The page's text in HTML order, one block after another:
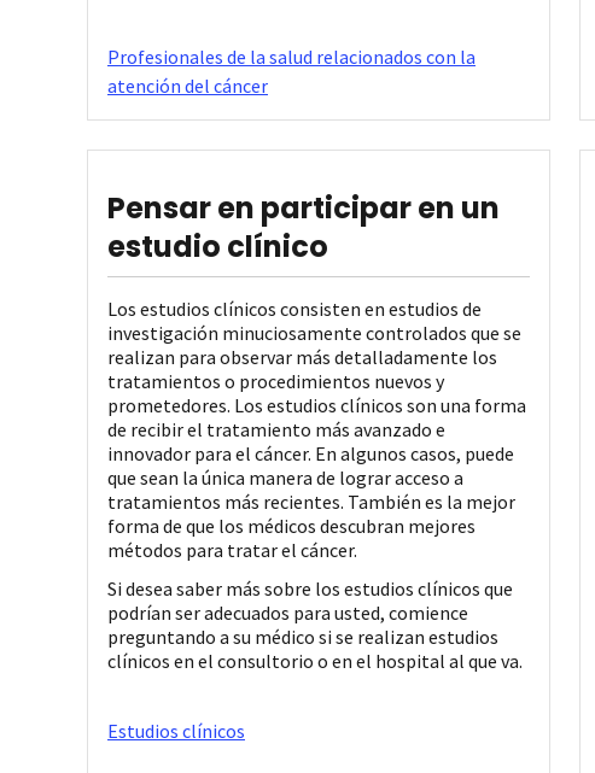
Profesionales de la salud relacionados con la
atención del cáncer
Pensar en participar en un
estudio clínico
Los estudios clínicos consisten en estudios de
investigación minuciosamente controlados que se
realizan para observar más detalladamente los
tratamientos o procedimientos nuevos y
prometedores. Los estudios clínicos son una forma
de recibir el tratamiento más avanzado e
innovador para el cáncer. En algunos casos, puede
que sean la única manera de lograr acceso a
tratamientos más recientes. También es la mejor
forma de que los médicos descubran mejores
métodos para tratar el cáncer.
Si desea saber más sobre los estudios clínicos que
podrían ser adecuados para usted, comience
preguntando a su médico si se realizan estudios
clínicos en el consultorio o en el hospital al que va.
Estudios clínicos